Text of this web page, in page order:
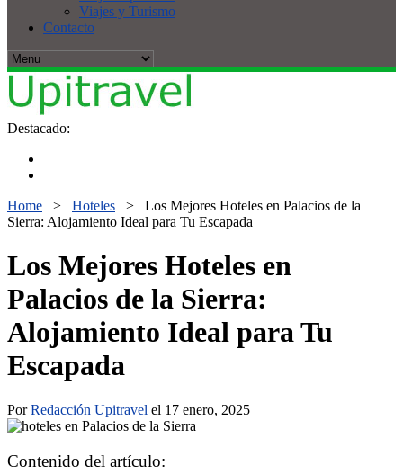
Viajes y Turismo
Contacto
Destacado:
Home > Hoteles > Los Mejores Hoteles en Palacios de la
Sierra: Alojamiento Ideal para Tu Escapada
Los Mejores Hoteles en
Palacios de la Sierra:
Alojamiento Ideal para Tu
Escapada
PorRedacción Upitravel el 17 enero, 2025
Contenido del artículo: